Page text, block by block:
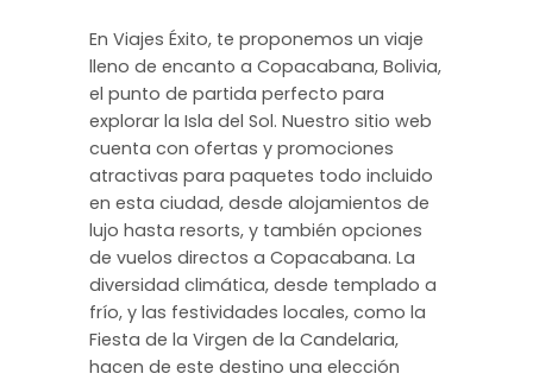
En Viajes Éxito, te proponemos un viaje
lleno de encanto a Copacabana, Bolivia,
el punto de partida perfecto para
explorar la Isla del Sol. Nuestro sitio web
cuenta con ofertas y promociones
atractivas para paquetes todo incluido
en esta ciudad, desde alojamientos de
lujo hasta resorts, y también opciones
de vuelos directos a Copacabana. La
diversidad climática, desde templado a
frío, y las festividades locales, como la
Fiesta de la Virgen de la Candelaria,
hacen de este destino una elección